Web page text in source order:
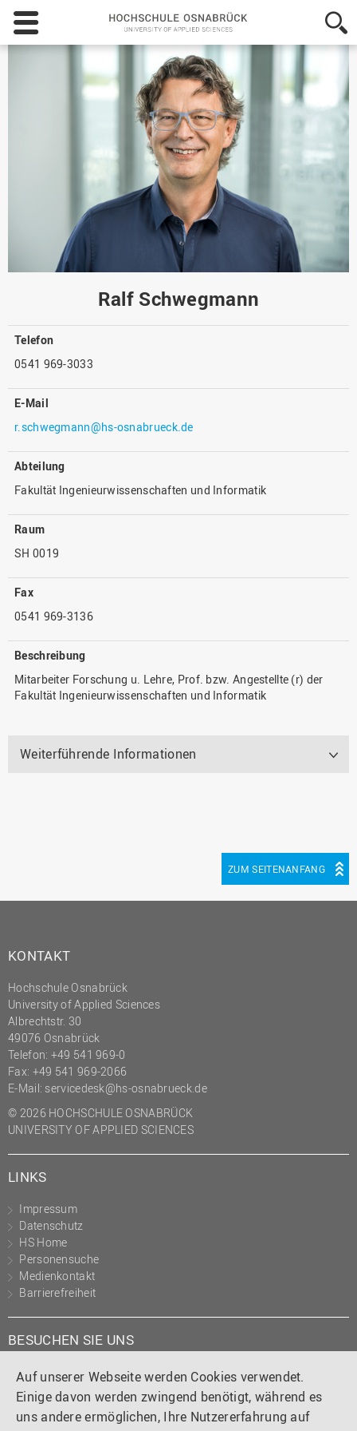
Auf unserer Webseite werden Cookies verwendet.
Einige davon werden zwingend benötigt, während es
uns andere ermöglichen, Ihre Nutzererfahrung auf
Hochschule
Osnabrück
-
of
Applied
Sciences
Ralf Schwegmann
Telefon
0541 969-3033
E-Mail
r.schwegmann@hs-osnabrueck.de
Abteilung
Fakultät Ingenieurwissenschaften und Informatik
Raum
SH 0019
Fax
0541 969-3136
Beschreibung
Mitarbeiter Forschung u. Lehre, Prof. bzw. Angestellte (r) der
Fakultät Ingenieurwissenschaften und Informatik
Weiterführende Informationen
ZUM SEITENANFANG
KONTAKT
Hochschule Osnabrück
University of Applied Sciences
Albrechtstr. 30
49076 Osnabrück
Telefon: +49 541 969-0
Fax: +49 541 969-2066
E-Mail: servicedesk@hs-osnabrueck.de
© 2026 HOCHSCHULE OSNABRÜCK
UNIVERSITY OF APPLIED SCIENCES
LINKS
Impressum
Datenschutz
HS Home
Personensuche
Medienkontakt
Barrierefreiheit
BESUCHEN SIE UNS
Instagram
TiktokLinkedIn
YouTube
Facebook